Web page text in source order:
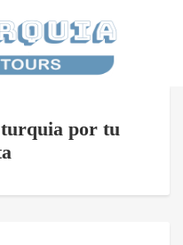
por tu